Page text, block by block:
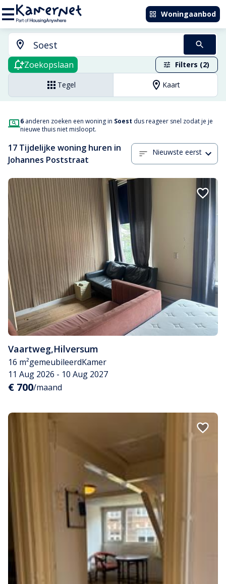
Woningaanbod
Zoekopslaan Filters (2)
Tegel Kaart
6 anderen zoeken een woning in Soest dus reageer snel zodat je je
nieuwe thuis niet misloopt.
17 Tijdelijke woning huren in
Johannes Poststraat
Nieuwste eerst
Vaartweg,Hilversum
16 m²gemeubileerdKamer
11 Aug 2026 - 10 Aug 2027
€ 700/maand